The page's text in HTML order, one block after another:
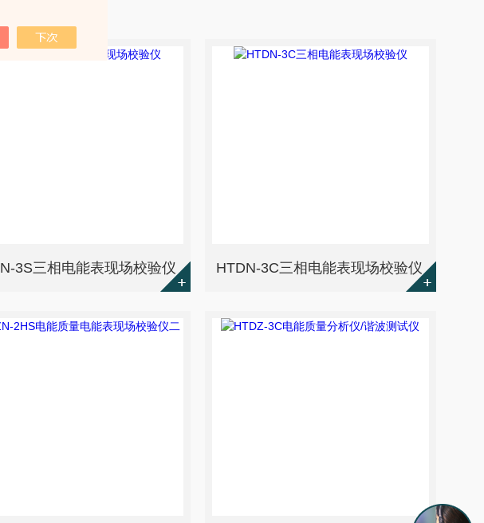
3S三相电能表现场校验仪 HTDN-3C三相电能表现场校验仪